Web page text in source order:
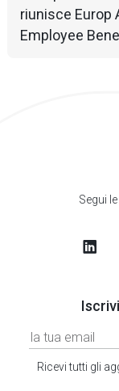
riunisce Europ
Employee
Segui
Ricevi tutti gli